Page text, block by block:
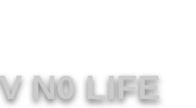
N0 LIFE